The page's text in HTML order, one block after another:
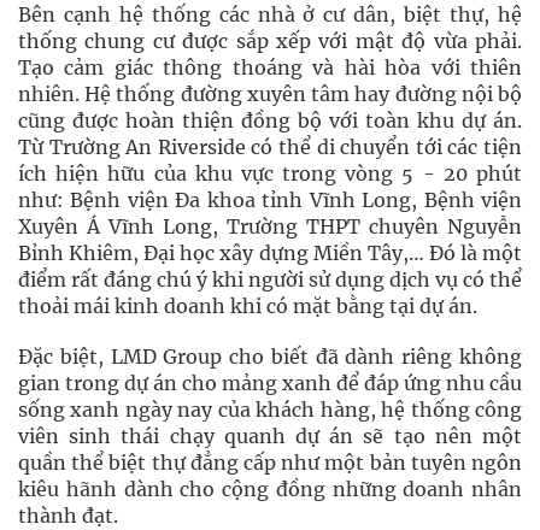
Bên cạnh hệ thống các nhà ở cư dân, biệt thự, hệ
thống chung cư được sắp xếp với mật độ vừa phải.
Tạo cảm giác thông thoáng và hài hòa với thiên
nhiên. Hệ thống đường xuyên tâm hay đường nội bộ
cũng được hoàn thiện đồng bộ với toàn khu dự án.
Từ Trường An Riverside có thể di chuyển tới các tiện
ích hiện hữu của khu vực trong vòng 5 - 20 phút
như: Bệnh viện Đa khoa tỉnh Vĩnh Long, Bệnh viện
Xuyên Á Vĩnh Long, Trường THPT chuyên Nguyễn
Bỉnh Khiêm, Đại học xây dựng Miền Tây,… Đó là một
điểm rất đáng chú ý khi người sử dụng dịch vụ có thể
thoải mái kinh doanh khi có mặt bằng tại dự án.
Đặc biệt, LMD Group cho biết đã dành riêng không
gian trong dự án cho mảng xanh để đáp ứng nhu cầu
sống xanh ngày nay của khách hàng, hệ thống công
viên sinh thái chạy quanh dự án sẽ tạo nên một
quần thể biệt thự đẳng cấp như một bản tuyên ngôn
kiêu hãnh dành cho cộng đồng những doanh nhân
thành đạt.